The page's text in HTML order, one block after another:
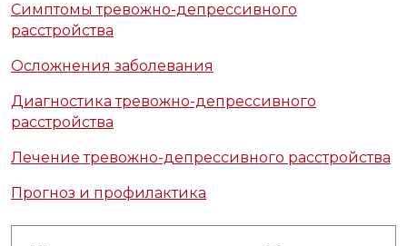
Симптомы тревожно-депрессивного
расстройства
Осложнения заболевания
Диагностика тревожно-депрессивного
расстройства
Лечение тревожно-депрессивного расстройства
Прогноз и профилактика